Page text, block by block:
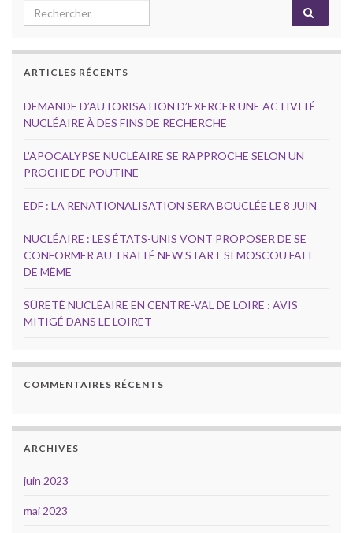
Search for:
ARTICLES RÉCENTS
DEMANDE D’AUTORISATION D’EXERCER UNE ACTIVITÉ
NUCLÉAIRE À DES FINS DE RECHERCHE
L’APOCALYPSE NUCLÉAIRE SE RAPPROCHE SELON UN
PROCHE DE POUTINE
EDF : LA RENATIONALISATION SERA BOUCLÉE LE 8 JUIN
NUCLÉAIRE : LES ÉTATS-UNIS VONT PROPOSER DE SE
CONFORMER AU TRAITÉ NEW START SI MOSCOU FAIT
DE MÊME
SÛRETÉ NUCLÉAIRE EN CENTRE-VAL DE LOIRE : AVIS
MITIGÉ DANS LE LOIRET
COMMENTAIRES RÉCENTS
ARCHIVES
juin 2023
mai 2023